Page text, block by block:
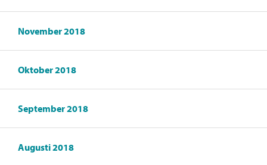
November 2018
Oktober 2018
September 2018
Augusti 2018